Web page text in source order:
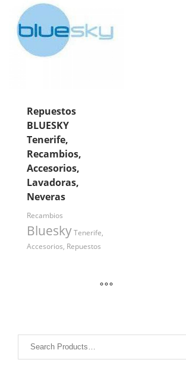
Repuestos
BLUESKY
Tenerife,
Recambios,
Accesorios,
Lavadoras,
Neveras
Recambios
BlueskyTenerife,
Accesorios, Repuestos